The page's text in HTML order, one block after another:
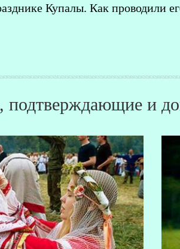
Купалы. Как проводили
подтверждающие и